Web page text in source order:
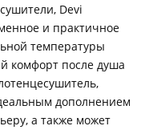
Devi
и практичное
температуры
комфорт после душа
дополнением
а также может